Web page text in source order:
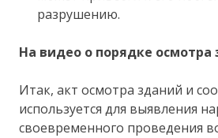
разрушению.
На видео о порядке осмотра
Итак, акт осмотра зданий и
используется для выявления
своевременного проведения